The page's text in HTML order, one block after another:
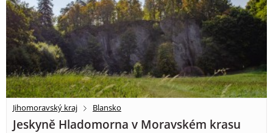
Jihomoravský kraj Blansko
Jeskyně Hladomorna v Moravském krasu